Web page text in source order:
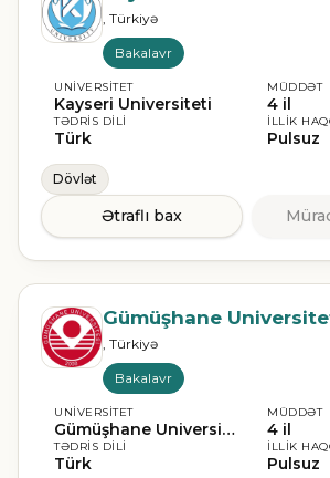
, Türkiyə
Bakalavr
UNIVERSITET
Kayseri Universiteti
TƏDRIS DILI
Türk
MÜDDƏT
4 il
İLLIK
Pulsuz
Dövlət
Ətraflı bax
Gümüşhane
, Türkiyə
Bakalavr
UNIVERSITET
Gümüşhane Universiteti
TƏDRIS DILI
Türk
MÜDDƏT
4 il
İLLIK
Pulsuz